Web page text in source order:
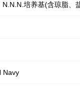
N.N.N.培养基(含琼脂
Navy